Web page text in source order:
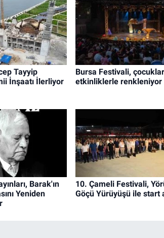
Tayyip
İnşaatı İlerliyor
Bursa Festivali,
etkinliklerle renkleniyor
Barak'ın
Yeniden
10. Çameli Festivali,
Göçü Yürüyüşü ile start